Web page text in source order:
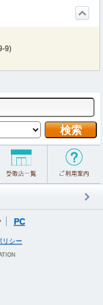
9)
PC
リシー